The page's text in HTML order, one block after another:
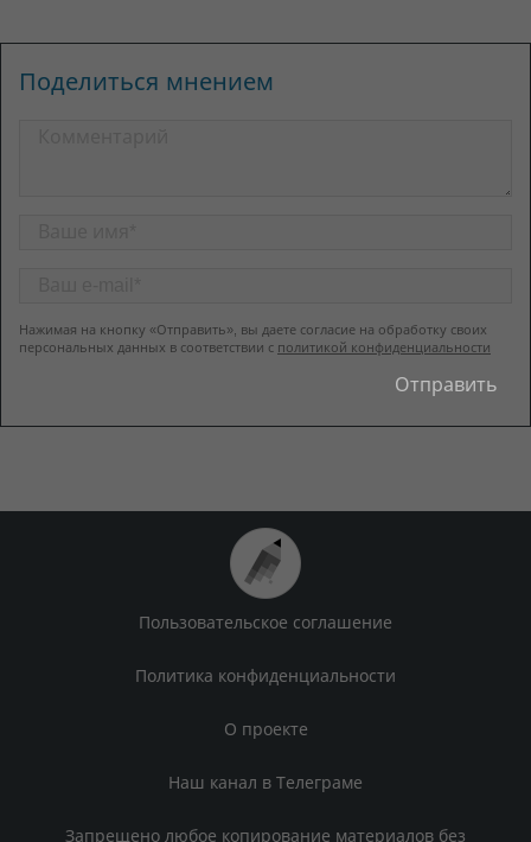
Поделиться мнением
Нажимая на кнопку «Отправить», вы даете согласие на обработку своих
персональных данных в соответствии с политикой конфиденциальности
Пользовательское соглашение
Политика конфиденциальности
О проекте
Наш канал в Телеграме
Запрещено любое копирование материалов без